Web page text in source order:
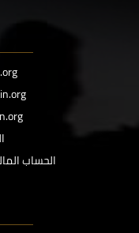
الحساب